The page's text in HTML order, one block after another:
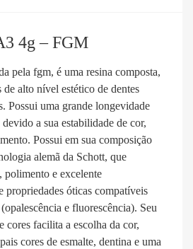
4g – FGM
pela fgm, é uma resina composta,
de alto nível estético de dentes
Possui uma grande longevidade
a sua estabilidade de cor,
Possui em sua composição
alemã da Schott, que
e excelente
propriedades óticas compatíveis
e fluorescência). Seu
cores facilita a escolha da cor,
cores de esmalte, dentina e uma